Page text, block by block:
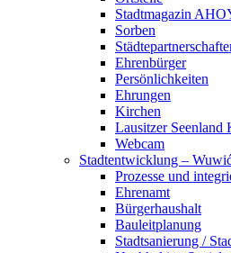
Stadtmagazin
Sorben
Ehrenbürger
Persönlichkeiten
Ehrungen
Kirchen
Lausitzer Seenland
Webcam
Stadtentwicklung –
Prozesse und
Ehrenamt
Bürgerhaushalt
Bauleitplanung
Stadtsanierung /